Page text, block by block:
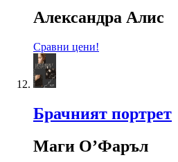
Александра Алис
Сравни цени!
Брачният портрет
Маги О’Фаръл